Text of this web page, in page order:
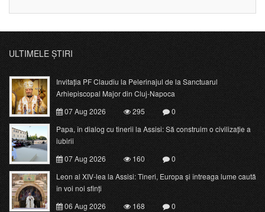
ULTIMELE ȘTIRI
Invitația PF Claudiu la Pelerinajul de la Sanctuarul
Arhiepiscopal Major din Cluj-Napoca
07 Aug 2026
295
0
Papa, în dialog cu tinerii la Assisi: Să construim o civilizație a
iubirii
07 Aug 2026
160
0
Leon al XIV-lea la Assisi: Tineri, Europa și întreaga lume caută
în voi noi sfinți
06 Aug 2026
168 0